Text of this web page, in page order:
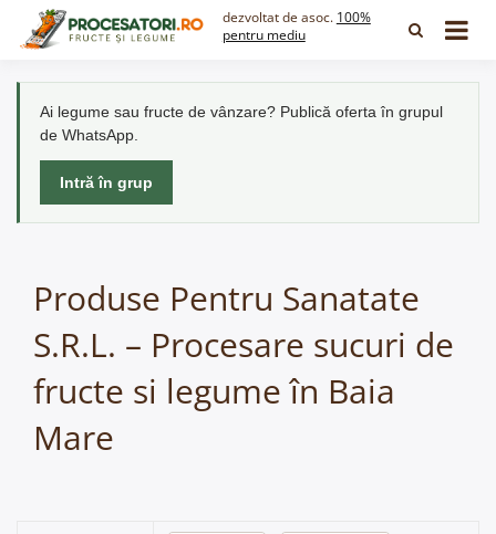
dezvoltat de asoc. 100%
pentru mediu
Ai legume sau fructe de vânzare? Publică oferta în grupul
de WhatsApp.
Intră în grup
Produse Pentru Sanatate
S.R.L. – Procesare sucuri de
fructe si legume în Baia
Mare